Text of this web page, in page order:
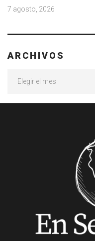
7 agosto, 2026
ARCHIVOS